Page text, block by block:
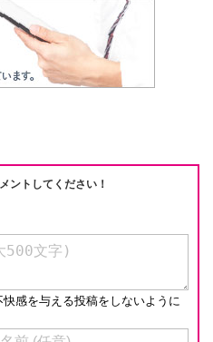
ントしてください！